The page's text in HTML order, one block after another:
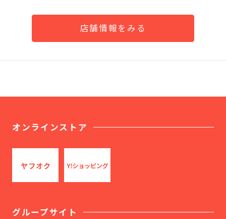
店舗情報をみる
オンラインストア
グループサイト